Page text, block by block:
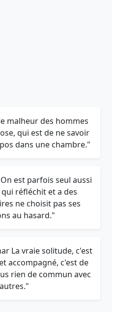
malheur des hommes
qui est de ne savoir
dans une chambre."
est parfois seul aussi
réfléchit et a des
ne choisit pas ses
au hasard."
La vraie solitude, c'est
accompagné, c'est de
rien de commun avec